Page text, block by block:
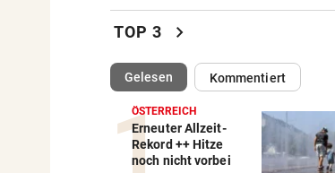
Luxus am Meer! Sabalenka
gewährt private Einblicke
„IHR SEID DER HAMMER!“
Feuerwehr befreite Kalb aus
misslicher Lage
FUSSBALL-FANS FEIERN vor
TOP 3 chevron_right
Gelesen(ausgewählt)Kommentiert
ÖSTERREICH
Erneuter Allzeit-
Rekord ++ Hitze
noch nicht vorbei